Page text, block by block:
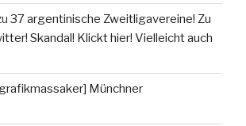
37 argentinische Zweitligavereine! Zu
Skandal! Klickt hier! Vielleicht auch
Münchner